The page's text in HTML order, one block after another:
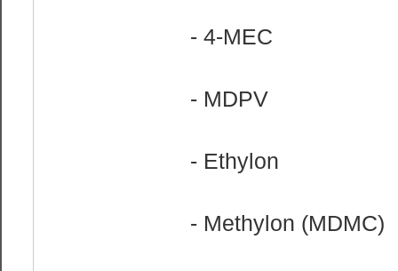
- 4-MEC
- MDPV
- Ethylon
- Methylon (MDMC)